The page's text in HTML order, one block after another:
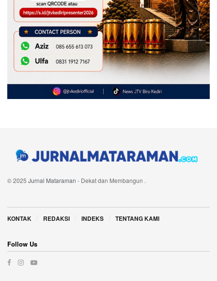
© 2025 Jurnal Mataraman - Dekat dan Membangun .
KONTAK REDAKSI INDEKS TENTANG KAMI
Follow Us